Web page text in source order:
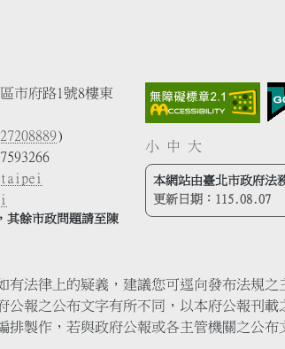
市府路1號8樓東
)
其餘市政問題請至陳
小 中 大
本網站由臺北市政府法
更新日期： 115.08.07
法律上的疑義，建議您可逕向發布法規之
報之公布文字有所不同，以本府公報刊載
製作，若與政府公報或各主管機關之公布